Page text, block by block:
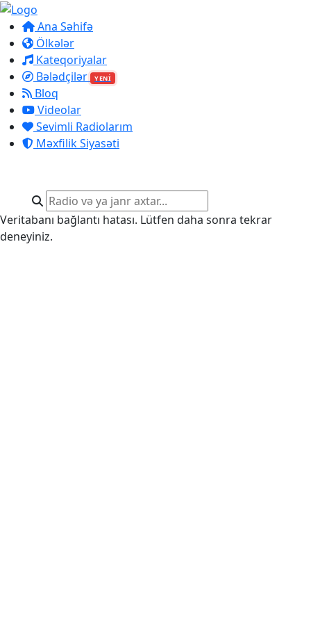
Ana Səhifə
Ölkələr
Kateqoriyalar
Bələdçilər
YENİ
Bloq
Videolar
Sevimli Radiolarım
Məxfilik Siyasəti
Veritabanı bağlantı hatası. Lütfen daha sonra tekrar
deneyiniz.